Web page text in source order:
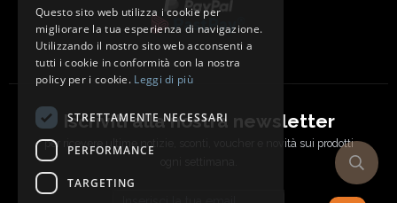
Iscriviti alla nostra newsletter
per ricevere ultime notizie, sconti, voucher e novità sui prodotti
Questo sito web utilizza i cookie per
migliorare la tua esperienza di navigazione.
Utilizzando il nostro sito web acconsenti a
tutti i cookie in conformità con la nostra
policy per i cookie. Leggi di più
STRETTAMENTE NECESSARI
PERFORMANCE
TARGETING